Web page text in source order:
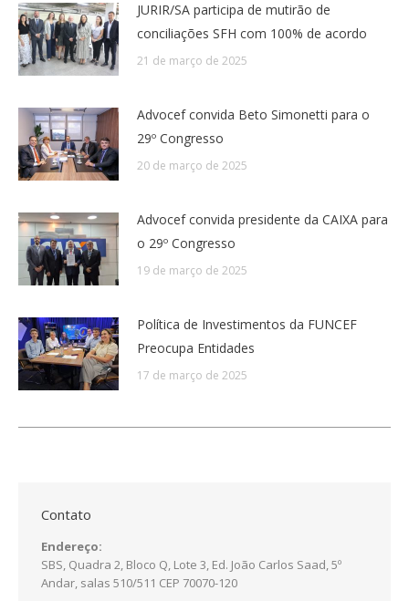
JURIR/SA participa de mutirão de
conciliações SFH com 100% de acordo
21 de março de 2025
Advocef convida Beto Simonetti para o
29º Congresso
20 de março de 2025
Advocef convida presidente da CAIXA para
o 29º Congresso
19 de março de 2025
Política de Investimentos da FUNCEF
Preocupa Entidades
17 de março de 2025
Contato
Endereço:
SBS, Quadra 2, Bloco Q, Lote 3, Ed. João Carlos Saad, 5º
Andar, salas 510/511 CEP 70070-120